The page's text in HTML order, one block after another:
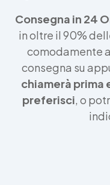
Consegna in 24
in oltre il 90%
comodamente
consegna su
chiamerà prima
preferisci, o